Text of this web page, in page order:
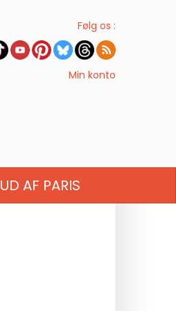
Følg os :
Min konto
UD AF PARIS